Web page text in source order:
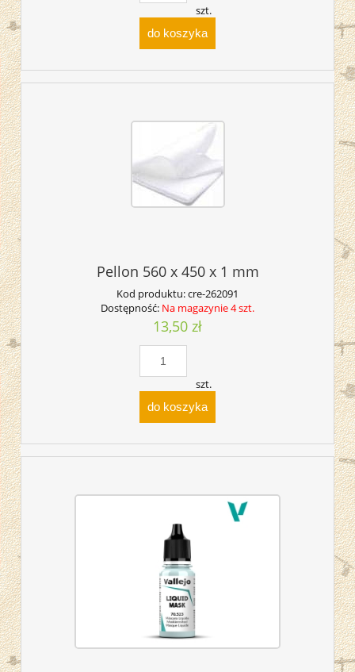
szt.
do koszyka
Pellon 560 x 450 x 1 mm
Kod produktu:cre-262091
Dostępność: Na magazynie 4 szt.
13,50 zł
szt.
do koszyka